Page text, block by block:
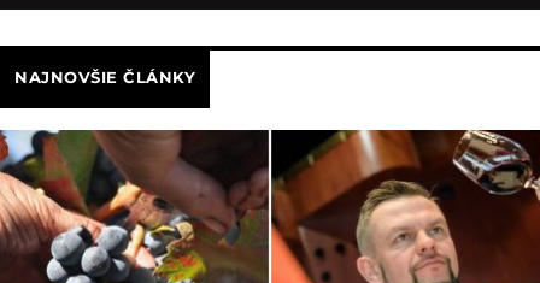
NAJNOVŠIE ČLÁNKY